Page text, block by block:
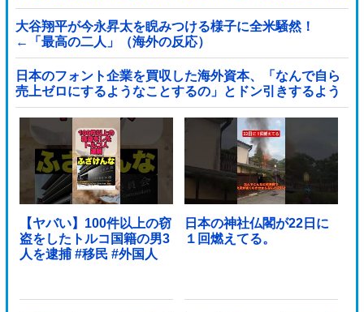
政府「1年間隠蔽」日本「隠蔽された事実報道！（2026
年」→
大谷翔平が今永昇太を睨みつける様子に全米騒然！
←「最高の二人」（海外の反応）
日本のフォント企業を買収した海外資本、「なんで自ら
売上ゼロにするようなことするの」とドン引きするよう
な方針転換を……他
【ヤバい】100件以上の窃
盗をしたトルコ国籍の男3
人を逮捕 #移民 #外国人
日本の神社仏閣が22日に
１回燃えてる。